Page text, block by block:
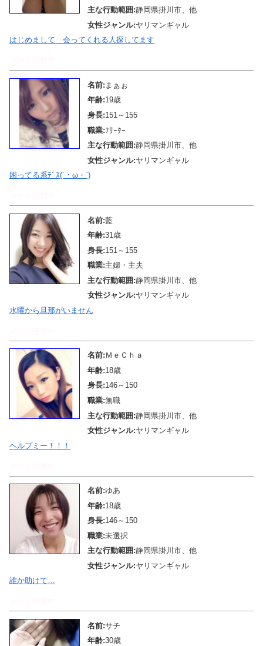
主な行動範囲:静岡県掛川市、他
女性ジャンル:ヤリマンギャル
はじめまして 会ってくれる人探してます
名前: まぁぉ
年齢:19歳
身長:151～155
職業:ﾌﾘｰﾀｰ
主な行動範囲:静岡県掛川市、他
女性ジャンル:ヤリマンギャル
困ってる系ﾃﾞｽ(´・ω・`)
名前:藍
年齢:31歳
身長:151～155
職業:主婦・主夫
主な行動範囲:静岡県掛川市、他
女性ジャンル:ヤリマンギャル
水曜から旦那がいません
名前: ＭｅＣｈａ
年齢:18歳
身長:146～150
職業:無職
主な行動範囲:静岡県掛川市、他
女性ジャンル:ヤリマンギャル
ヘルプミー！！！
名前:ゆあ
年齢:18歳
身長:146～150
職業:未選択
主な行動範囲:静岡県掛川市、他
女性ジャンル:ヤリマンギャル
誰か助けて…
名前:サチ
年齢:30歳